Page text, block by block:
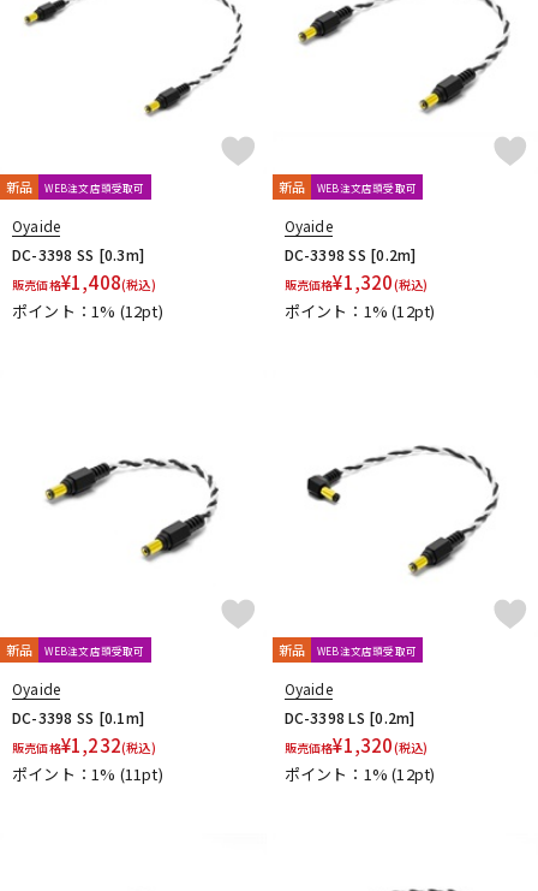
楽器アクセサリ
ヴィンテージ
新品 WEB注文店頭受取可
Oyaide
DC-3398 SS [0.3m]
販売価格¥1,408(税込)
ポイント：1% (12pt)
新品 WEB注文店頭受取可
Oyaide
DC-3398 SS [0.2m]
販売価格¥1,320(税込)
ポイント：1%(12pt)
新品 WEB注文店頭受取可
Oyaide
DC-3398 SS [0.1m]
販売価格¥1,232(税込)
ポイント：1% (11pt)
新品 WEB注文店頭受取可
Oyaide
DC-3398 LS [0.2m]
販売価格¥1,320(税込)
ポイント：1%(12pt)